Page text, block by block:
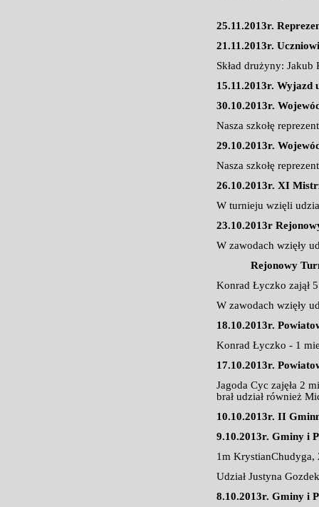
25.11.2013r.
21.11.2013r.
Skład drużyny:
15.11.2013r. Wyjazd
30.10.2013r.
Nasza szkołę
29.10.2013r.
Nasza szkołę
26.10.2013r. XI
W turnieju wzięli
23.10.2013r
W zawodach wzięły
Rejonowy Turniej
Konrad Łyczko zajął
W zawodach wzięły
18.10.2013r.
Konrad Łyczko - 1
17.10.2013r.
Jagoda Cyc zajęła 2
brał udział również
10.10.2013r. II
9.10.2013r. Gminy i
1m
Udział Justyna Gozdek
8.10.2013r. Gminy i